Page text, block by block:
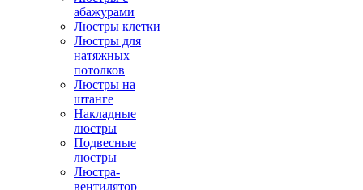
абажурами
Люстры клетки
Люстры для
натяжных
потолков
Люстры на
штанге
Накладные
люстры
Подвесные
люстры
Люстра-
вентилятор